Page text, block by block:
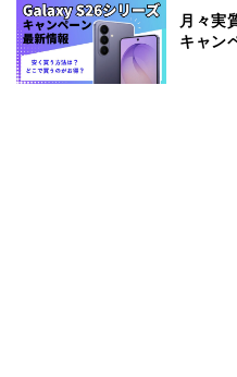
月々実
キャン